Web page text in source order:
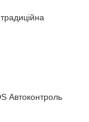
Автоконтроль